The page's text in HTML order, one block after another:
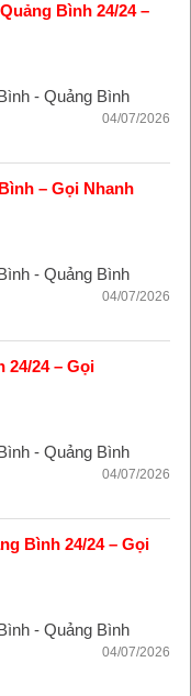
Bình 24/24 –
- Quảng Bình
04/07/2026
– Gọi Nhanh
- Quảng Bình
04/07/2026
24/24 – Gọi
- Quảng Bình
04/07/2026
Bình 24/24 – Gọi
- Quảng Bình
04/07/2026